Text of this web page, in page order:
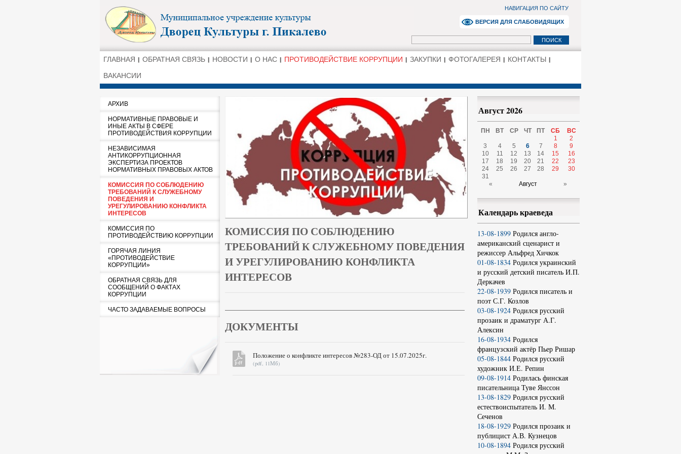
НАВИГАЦИЯ ПО САЙТУ
ВЕРСИЯ ДЛЯ СЛАБОВИДЯЩИХ
ГЛАВНАЯ ОБРАТНАЯ СВЯЗЬ НОВОСТИ О НАС ПРОТИВОДЕЙСТВИЕ КОРРУПЦИИ ЗАКУПКИ ФОТОГАЛЕРЕЯ
КОНТАКТЫ
ВАКАНСИИ
АРХИВ
НОРМАТИВНЫЕ ПРАВОВЫЕ И
ИНЫЕ АКТЫ В СФЕРЕ
ПРОТИВОДЕЙСТВИЯ КОРРУПЦИИ
НЕЗАВИСИМАЯ
АНТИКОРРУПЦИОННАЯ
ЭКСПЕРТИЗА ПРОЕКТОВ
НОРМАТИВНЫХ ПРАВОВЫХ АКТОВ
КОМИССИЯ ПО СОБЛЮДЕНИЮ
ТРЕБОВАНИЙ К СЛУЖЕБНОМУ
ПОВЕДЕНИЯ И
УРЕГУЛИРОВАНИЮ КОНФЛИКТА
ИНТЕРЕСОВ
КОМИССИЯ ПО
ПРОТИВОДЕЙСТВИЮ КОРРУПЦИИ
ГОРЯЧАЯ ЛИНИЯ
«ПРОТИВОДЕЙСТВИЕ
КОРРУПЦИИ»
ОБРАТНАЯ СВЯЗЬ ДЛЯ
СООБЩЕНИЙ О ФАКТАХ
КОРРУПЦИИ
ЧАСТО ЗАДАВАЕМЫЕ ВОПРОСЫ
КОМИССИЯ ПО СОБЛЮДЕНИЮ
ТРЕБОВАНИЙ К СЛУЖЕБНОМУ ПОВЕДЕНИЯ
И УРЕГУЛИРОВАНИЮ КОНФЛИКТА
ИНТЕРЕСОВ
ДОКУМЕНТЫ
Положение о конфликте интересов №283-ОД от 15.07.2025г.
(pdf, 11Мб)
Август 2026
ПН ВТ СР ЧТ ПТ СБ
ВС
1
2
3
4 5 6 7 8
9
10
11 12 13 14 15
16
17
18 19 20 21 22
23
24
25 26 27 28 29
30
31
«
Август »
Календарь краеведа
13-08-1899 Родился англо-
американский сценарист и
режиссер Альфред Хичкок
01-08-1834 Родился украинский
и русский детский писатель И.П.
Деркачев
22-08-1939 Родился писатель и
поэт С.Г. Козлов
03-08-1924 Родился русский
прозаик и драматург А.Г.
Алексин
16-08-1934 Родился
французский актёр Пьер Ришар
05-08-1844 Родился русский
художник И.Е. Репин
09-08-1914 Родилась финская
писательница Туве Янссон
13-08-1829 Родился русский
естествоиспытатель И. М.
Сеченов
18-08-1929 Родился прозаик и
публицист А.В. Кузнецов
10-08-1894 Родился русский